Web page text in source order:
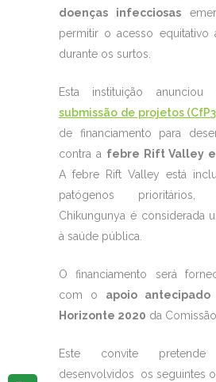
doenças infecciosas
permitir o acesso equitativo
durante os surtos.
Esta instituição
submissão de projetos
de financiamento para
contra a febre Rift Valley
A febre Rift Valley está
patógenos
Chikungunya é considerada
à saúde pública.
O financiamento será
com o apoio
Horizonte 2020 da
Este convite
desenvolvidos os seguintes